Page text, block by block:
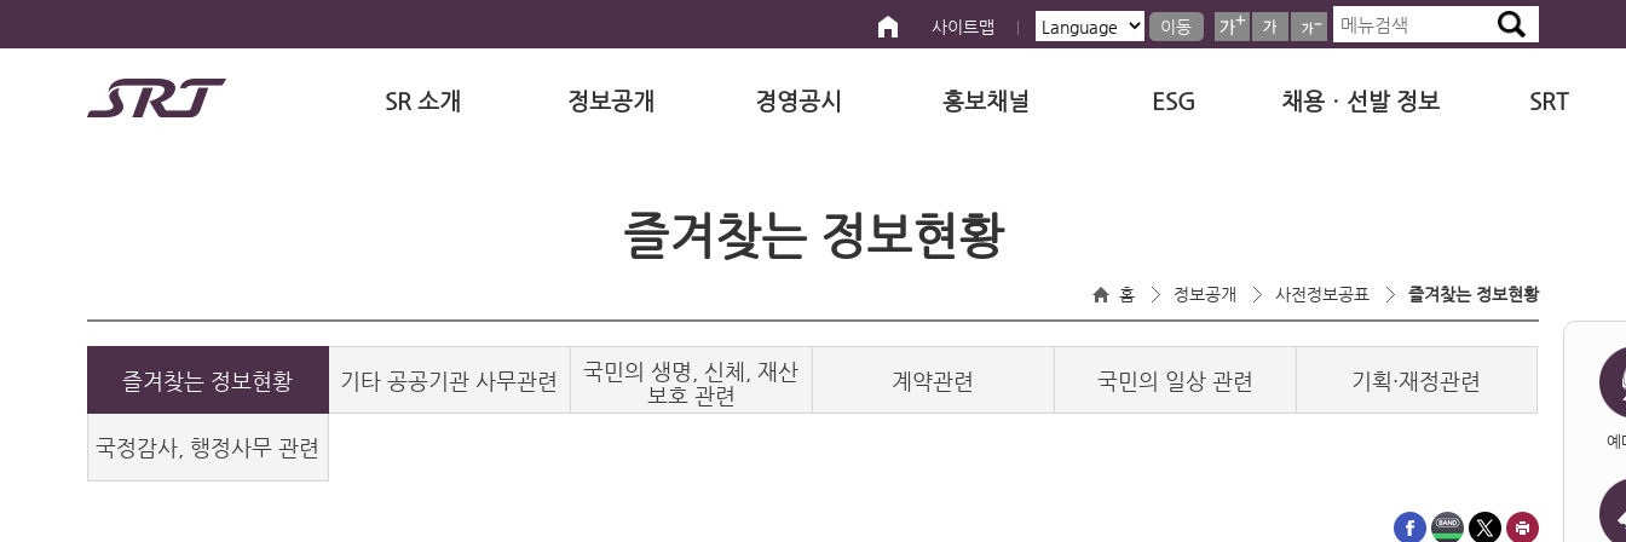
사이트맵 이동
SR 소개 정보공개 경영공시 홍보채널 ESG 채용ㆍ선발 정보 SRT
즐겨찾는 정보현황
홈 정보공개 사전정보공표 즐겨찾는 정보현황
즐겨찾는 정보현황 기타 공공기관 사무관련
국민의 생명, 신체, 재산
보호 관련
계약관련 국민의 일상 관련 기획·재정관련
국정감사, 행정사무 관련 예